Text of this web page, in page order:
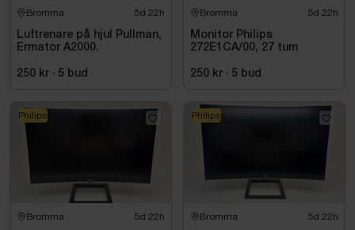
Bromma 5d 22h
Luftrenare på hjul Pullman,
Ermator A2000.
250 kr · 5 bud
Bromma 5d 22h
Monitor Philips
272E1CA/00, 27 tum
250 kr · 5 bud
Bromma 5d 22h
Philips
Bromma 5d 22h
Philips